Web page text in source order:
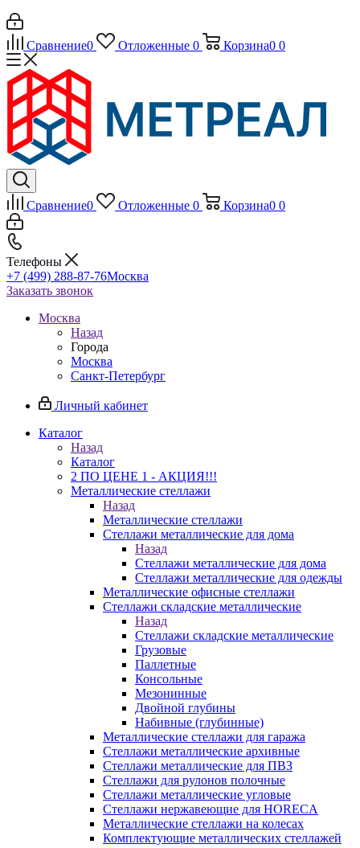
Сравнение0 Отложенные 0 Корзина0 0
Сравнение0 Отложенные 0 Корзина0 0
Телефоны
+7 (499) 288-87-76Москва
Заказать звонок
Москва
Назад
Города
Москва
Санкт-Петербург
Личный кабинет
Каталог
Назад
Каталог
2 ПО ЦЕНЕ 1 - АКЦИЯ!!!
Металлические стеллажи
Назад
Металлические стеллажи
Стеллажи металлические для дома
Назад
Стеллажи металлические для дома
Стеллажи металлические для одежды
Металлические офисные стеллажи
Стеллажи складские металлические
Назад
Стеллажи складские металлические
Грузовые
Паллетные
Консольные
Мезонинные
Двойной глубины
Набивные (глубинные)
Металлические стеллажи для гаража
Стеллажи металлические архивные
Стеллажи металлические для ПВЗ
Стеллажи для рулонов полочные
Стеллажи металлические угловые
Стеллажи нержавеющие для HORECA
Металлические стеллажи на колесах
Комплектующие металлических стеллажей